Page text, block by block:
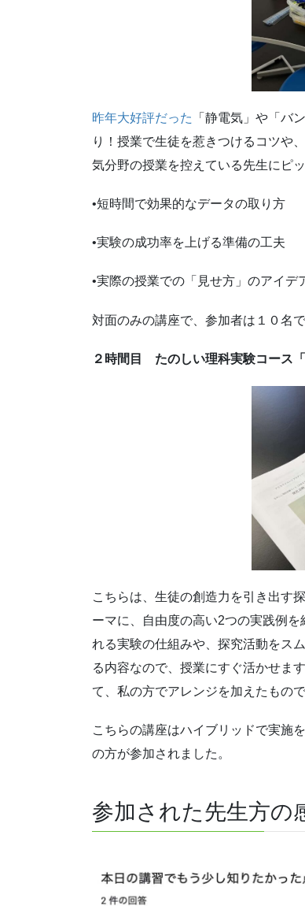
昨年大好評だった
「静電気」や「バ
り！授業で生徒を惹きつけるコツや
気分野の授業を控えている先生にピ
•短時間で効果的なデータの取り方
•実験の成功率を上げる準備の工夫
•実際の授業での「見せ方」のアイデ
対面のみの講座で、参加者は１０名で
２時間目 たのしい理科実験コース
こちらは、生徒の創造力を引き出す
ーマに、自由度の高い2つの実践例を
れる実験の仕組みや、探究活動をス
る内容なので、授業にすぐ活かせま
て、私の方でアレンジを加えたもので
こちらの講座はハイブリッドで実施
の方が参加されました。
参加された先生方の